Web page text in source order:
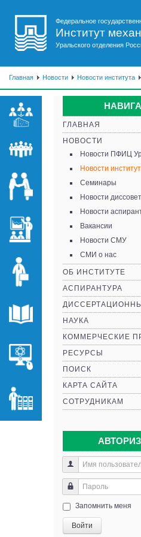
Федеральное
Институт
Уральского отделения
Главная Новости Новости института
ГЛАВНАЯ
НОВОСТИ
Новости ПФИЦ
Новости
Семинары
Новости
Новости
Вакансии
Новости СМУ
СМИ о нас
ОБ ИНСТИТУТЕ
АСПИРАНТУРА
НАУКА
КОММЕРЧЕСКИЕ
РЕСУРСЫ
ПОИСК
КАРТА САЙТА
СОТРУДНИКАМ
Запомнить меня
Войти